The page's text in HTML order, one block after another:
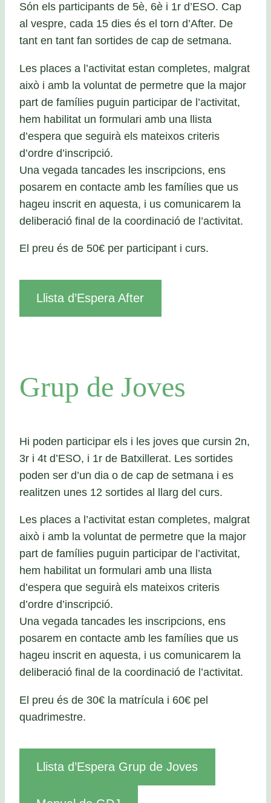
Són els participants de 5è, 6è i 1r d’ESO. Cap
al vespre, cada 15 dies és el torn d’After. De
tant en tant fan sortides de cap de setmana.
Les places a l’activitat estan completes, malgrat
això i amb la voluntat de permetre que la major
part de famílies puguin participar de l’activitat,
hem habilitat un formulari amb una llista
d’espera que seguirà els mateixos criteris
d’ordre d’inscripció.
Una vegada tancades les inscripcions, ens
posarem en contacte amb les famílies que us
hageu inscrit en aquesta, i us comunicarem la
deliberació final de la coordinació de l’activitat.
El preu és de 50€ per participant i curs.
Llista d’Espera After
Grup de Joves
Hi poden participar els i les joves que cursin 2n,
3r i 4t d’ESO, i 1r de Batxillerat. Les sortides
poden ser d’un dia o de cap de setmana i es
realitzen unes 12 sortides al llarg del curs.
Les places a l’activitat estan completes, malgrat
això i amb la voluntat de permetre que la major
part de famílies puguin participar de l’activitat,
hem habilitat un formulari amb una llista
d’espera que seguirà els mateixos criteris
d’ordre d’inscripció.
Una vegada tancades les inscripcions, ens
posarem en contacte amb les famílies que us
hageu inscrit en aquesta, i us comunicarem la
deliberació final de la coordinació de l’activitat.
El preu és de 30€ la matrícula i 60€ pel
quadrimestre.
Llista d’Espera Grup de Joves